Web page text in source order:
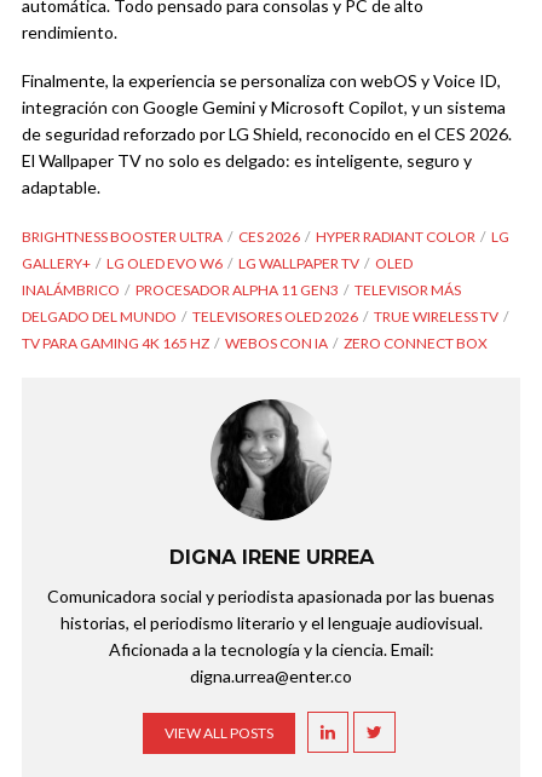
automática. Todo pensado para consolas y PC de alto
rendimiento.
Finalmente, la experiencia se personaliza con webOS y Voice ID,
integración con Google Gemini y Microsoft Copilot, y un sistema
de seguridad reforzado por LG Shield, reconocido en el CES 2026.
El Wallpaper TV no solo es delgado: es inteligente, seguro y
adaptable.
BRIGHTNESS BOOSTER ULTRA CES 2026 HYPER RADIANT COLOR
LG
GALLERY+
LG OLED EVO W6 LG WALLPAPER TV
OLED
INALÁMBRICO
PROCESADOR ALPHA 11 GEN3
TELEVISOR MÁS
DELGADO DEL MUNDO
TELEVISORES OLED 2026
TRUE WIRELESS TV
TV PARA GAMING 4K 165 HZ
WEBOS CON IA ZERO CONNECT BOX
DIGNA IRENE URREA
Comunicadora social y periodista apasionada por las buenas
historias, el periodismo literario y el lenguaje audiovisual.
Aficionada a la tecnología y la ciencia. Email:
digna.urrea@enter.co
VIEW ALL POSTS